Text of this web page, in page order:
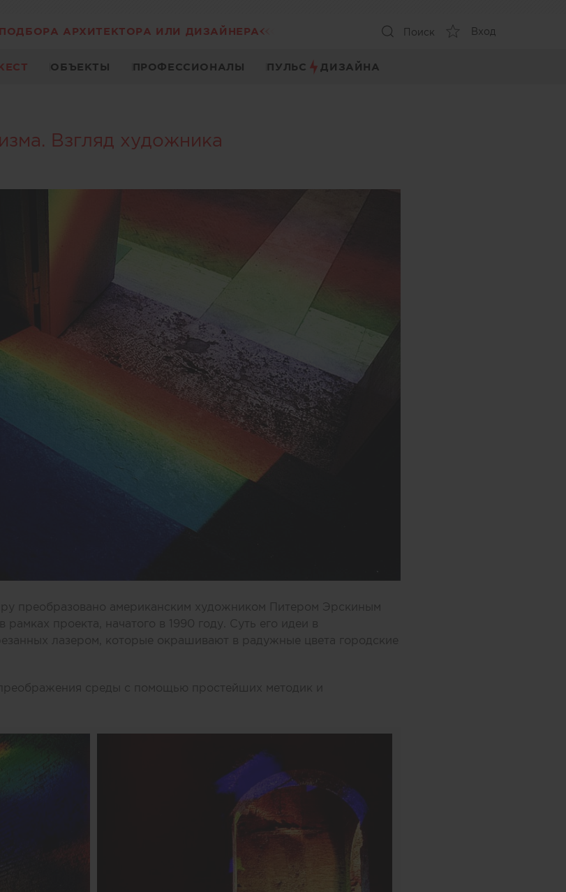
АРХИТЕКТОРА ИЛИ ДИЗАЙНЕРА Поиск Вход
ОБЪЕКТЫ ПРОФЕССИОНАЛЫ ПУЛЬС ДИЗАЙНА
Взгляд художника
преобразовано американским художником Питером Эрскиным
проекта, начатого в 1990 году. Суть его идеи в
лазером, которые окрашивают в радужные цвета городские
среды с помощью простейших методик и